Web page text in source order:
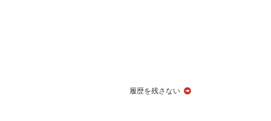
履歴を残さない